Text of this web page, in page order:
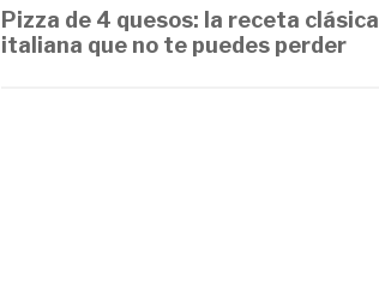
Pizza de 4 quesos: la receta clásica
italiana que no te puedes perder